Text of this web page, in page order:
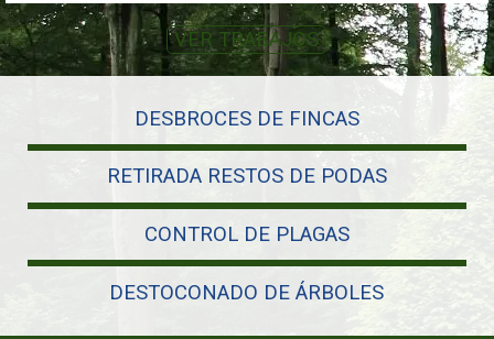
VER TRABAJOS
DESBROCES DE FINCAS
RETIRADA RESTOS DE PODAS
CONTROL DE PLAGAS
DESTOCONADO DE ÁRBOLES